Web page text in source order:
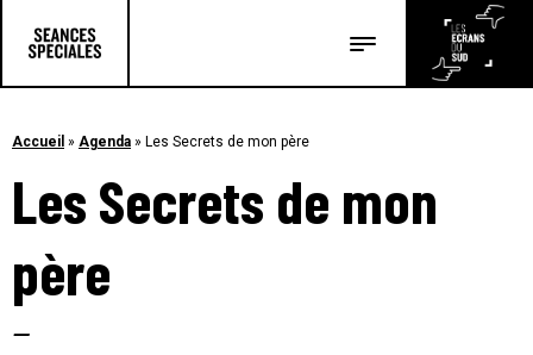
Les articles
Accueil » Agenda » Les Secrets de mon père
Les Secrets de mon
père
–